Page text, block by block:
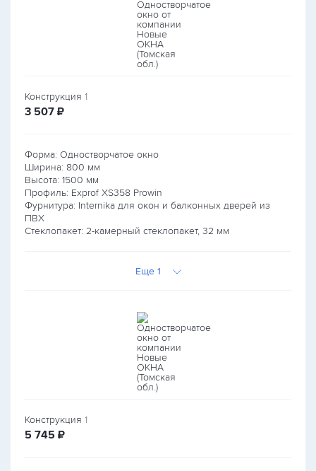
Конструкция 1
3 507 руб.
₽
Форма: Одностворчатое окно
Ширина: 800 мм
Высота: 1500 мм
Профиль: Exprof XS358 Prowin
Фурнитура: Internika для окон и балконных дверей из
ПВХ
Стеклопакет: 2-камерный стеклопакет, 32 мм
Еще 1
Конструкция 1
5 745 руб.
₽